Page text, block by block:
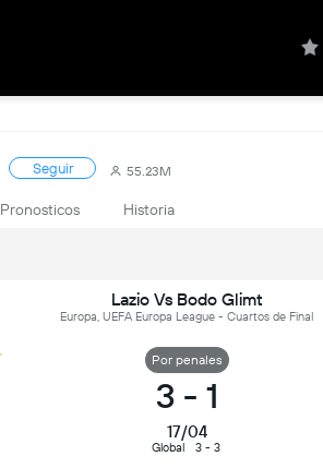
Seguir 55.23M
Pronosticos Historia
Lazio Vs Bodo Glimt
Europa, UEFA Europa League - Cuartos de Final
Por penales
3 - 1
17/04
Global 3 - 3